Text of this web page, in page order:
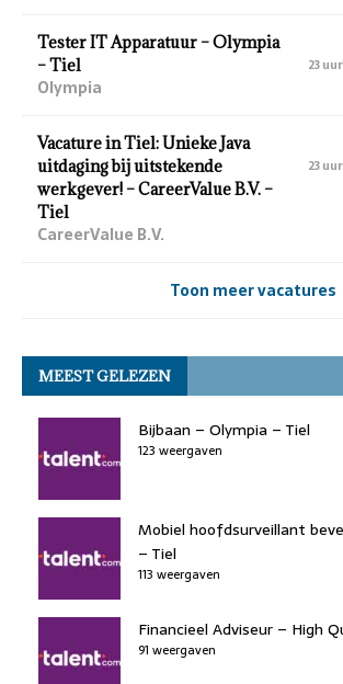
Tester IT Apparatuur – Olympia
– Tiel
Olympia
23
Vacature in Tiel: Unieke Java
uitdaging bij uitstekende
werkgever! – CareerValue B.V. –
Tiel
CareerValue B.V.
23
Toon meer vacatures
MEEST GELEZEN
Bijbaan – Olympia – Tiel
123 weergaven
Mobiel hoofdsurveillant
– Tiel
113 weergaven
Financieel Adviseur – High
91 weergaven